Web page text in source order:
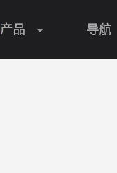
产品 导航